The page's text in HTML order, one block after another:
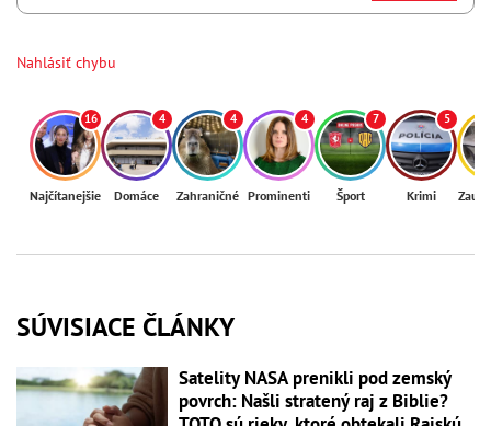
Nahlásiť chybu
16
Najčítanejšie
4
Domáce
4
Zahraničné
4
Prominenti
7
Šport
5
Krimi
SÚVISIACE ČLÁNKY
Satelity NASA prenikli pod zemský
povrch: Našli stratený raj z Biblie?